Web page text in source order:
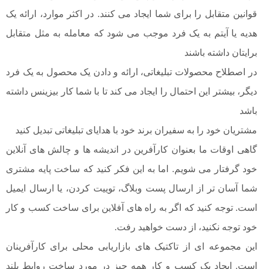
قوانین متقابل را برای شما ایجاد می کنند. در اکثر موارد، ارائه یک
هدیه یا آیتم به یک فرد موجب می شود که معامله به مثل متقابل
برایتان داشته باشند
در اصطلاح محصولات تبلیغاتی، ارائه و دادن یک محصول به یک فرد
دیگر، بیشتر این احتمال را ایجاد می کند تا با شما کار بیزینس داشته
باشد
مشتریان خود را به سفیران برند خود با هدایای تبلیغاتی تبدیل کنید
گاهی اوقات ما بعنوان کارآفرین در اندیشه ها و چالش های آنلاین
خود گرفتار می شویم. اما به این فکر کنید که ساخت پایه مشتری
شما آسان تر از ارسال پست وبلاگ، توییت کردن، یا ارسال ایمیل
است. توجه کنید که اگر به راه های آفلاین برای ساخت کسب و کار
خود توجه نکنید، از دست خواهید رفت.
این مجموعه ای از تاکتیک های بازاریابی محلی برای کارآفرینان
است. ایجاد یک کسب و کار همه چیز در مورد ساخت روابط بلند